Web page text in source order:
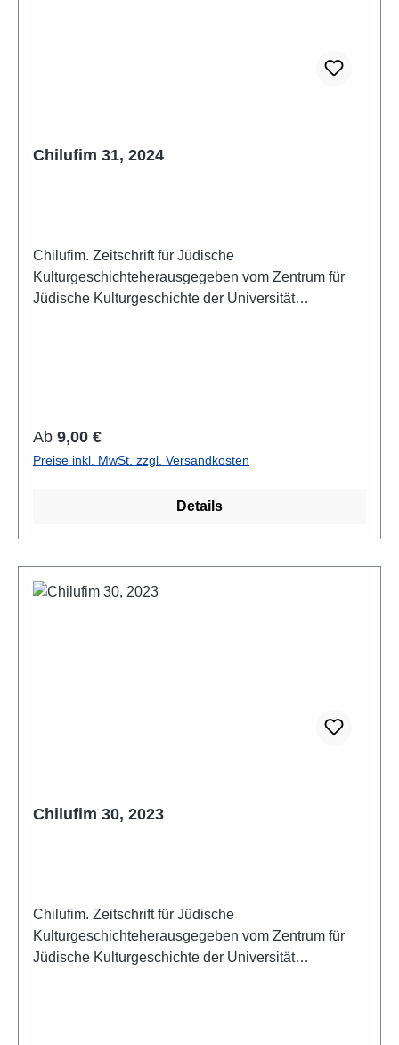
Chilufim 31, 2024
Chilufim. Zeitschrift für Jüdische
Kulturgeschichteherausgegeben vom Zentrum für
Jüdische Kulturgeschichte der Universität
Regulärer Preis:
Ab 9,00 €
Preise inkl. MwSt. zzgl. Versandkosten
Details
Chilufim 30, 2023
Chilufim. Zeitschrift für Jüdische
Kulturgeschichteherausgegeben vom Zentrum für
Jüdische Kulturgeschichte der Universität